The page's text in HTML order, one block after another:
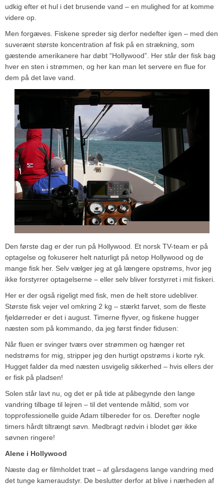
udkig efter et hul i det brusende vand – en mulighed for at komme
videre op.
Men forgæves. Fiskene spreder sig derfor nedefter igen – med den
suverænt største koncentration af fisk på en strækning, som
gæstende amerikanere har døbt “Hollywood”. Her står der fisk bag
hver en sten i strømmen, og her kan man let servere en flue for
dem på det lave vand.
Den første dag er der run på Hollywood. Et norsk TV-team er på
optagelse og fokuserer helt naturligt på netop Hollywood og de
mange fisk her. Selv vælger jeg at gå længere opstrøms, hvor jeg
ikke forstyrrer optagelserne – eller selv bliver forstyrret i mit fiskeri.
Her er der også rigeligt med fisk, men de helt store udebliver.
Største fisk vejer vel omkring 2 kg – stærkt farvet, som de fleste
fjeldørreder er det i august. Timerne flyver, og fiskene hugger
næsten som på kommando, da jeg først finder fidusen:
Når fluen er svinger tværs over strømmen og hænger ret
nedstrøms for mig, stripper jeg den hurtigt opstrøms i korte ryk.
Hugget falder da med næsten usvigelig sikkerhed – hvis ellers der
er fisk på pladsen!
Solen står lavt nu, og det er på tide at påbegynde den lange
vandring tilbage til lejren – til det ventende måltid, som vor
topprofessionelle guide Adam tilbereder for os. Derefter nogle
timers hårdt tiltrængt søvn. Medbragt rødvin i blodet gør ikke
søvnen ringere!
Alene i Hollywood
Næste dag er filmholdet træt – af gårsdagens lange vandring med
det tunge kameraudstyr. De beslutter derfor at blive i nærheden af